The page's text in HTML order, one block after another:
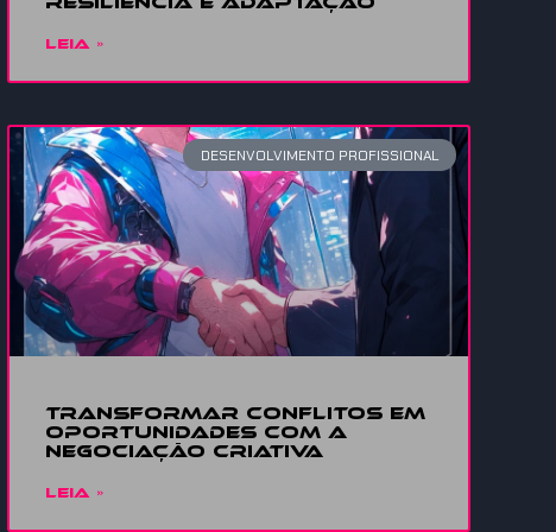
LEIA »
DESENVOLVIMENTO PROFISSIONAL
Transformar conflitos em
oportunidades com a
Negociação Criativa
LEIA »